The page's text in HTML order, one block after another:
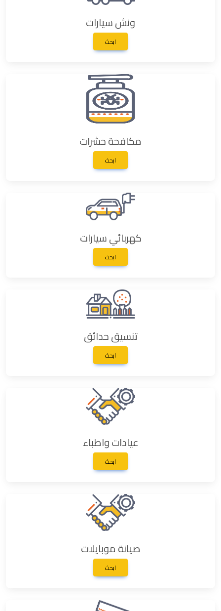
ونش سيارات
ابحث
مكافحة حشرات
ابحث
كهربائي سيارات
ابحث
تنسيق حدائق
ابحث
عيادات واطباء
ابحث
صيانة موبايلات
ابحث